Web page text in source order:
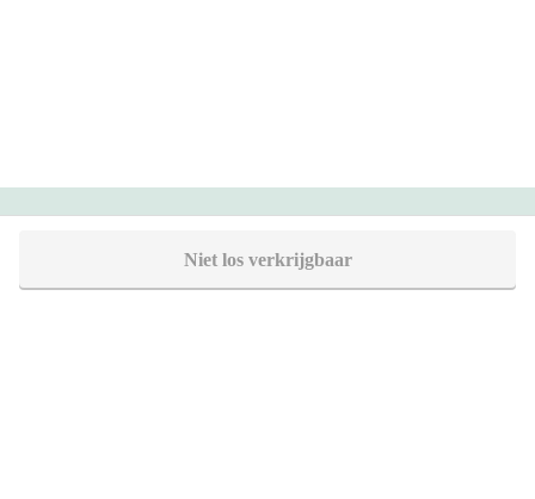
Niet los verkrijgbaar
Bel 088 - 205 47 00
Direct antwoord op je vraag